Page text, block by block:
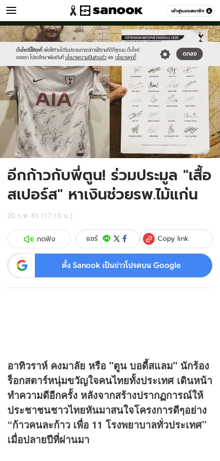
เข้าสู่ระบบสมาชิก
กีฬา หมวดอื่นๆ
เว็บไซต์นี้ใช้คุกกี้ เพื่อให้ท่านได้รับประสบการณ์การใช้งานที่ดีที่สุดบน เว็บไซต์
ของเรา โปรดศึกษาเพิ่มเติมที่ นโยบายความเป็นส่วนตัว และ นโยบายคุกกี้
ตกลง
Sanook
//s.isanook.com/sr/0/images/logo-
new-
sanook.png
600
60
//s.isanook.com/sp/0/ud/134/674253/toongoal.jpg
อีกก้าวกับพี่ตูน! ร่วมประมูล "เสื้อ
สเปอร์ส" หาเงินช่วยรพ.ไม้แก่น
20 ก.พ. 61 (17:10 น.)
กดฟัง แชร์ Copy link
ตั้ง Sanook เป็นข่าวโปรดบน Google
อาทิวราห์ คงมาลัย หรือ "ตูน บอดี้สแลม" นักร้อง
ร็อกสตาร์หนุ่มขวัญใจคนไทยทั้งประเทศ เดินหน้า
ทำความดีอีกครั้ง หลังจากสร้างปรากฏการณ์ให้
ประชาชนชาวไทยหันมาสนใจโครงการดีๆอย่าง
“ก้าวคนละก้าว เพื่อ 11 โรงพยาบาลทั่วประเทศ”
เมื่อปลายปีที่ผ่านมา